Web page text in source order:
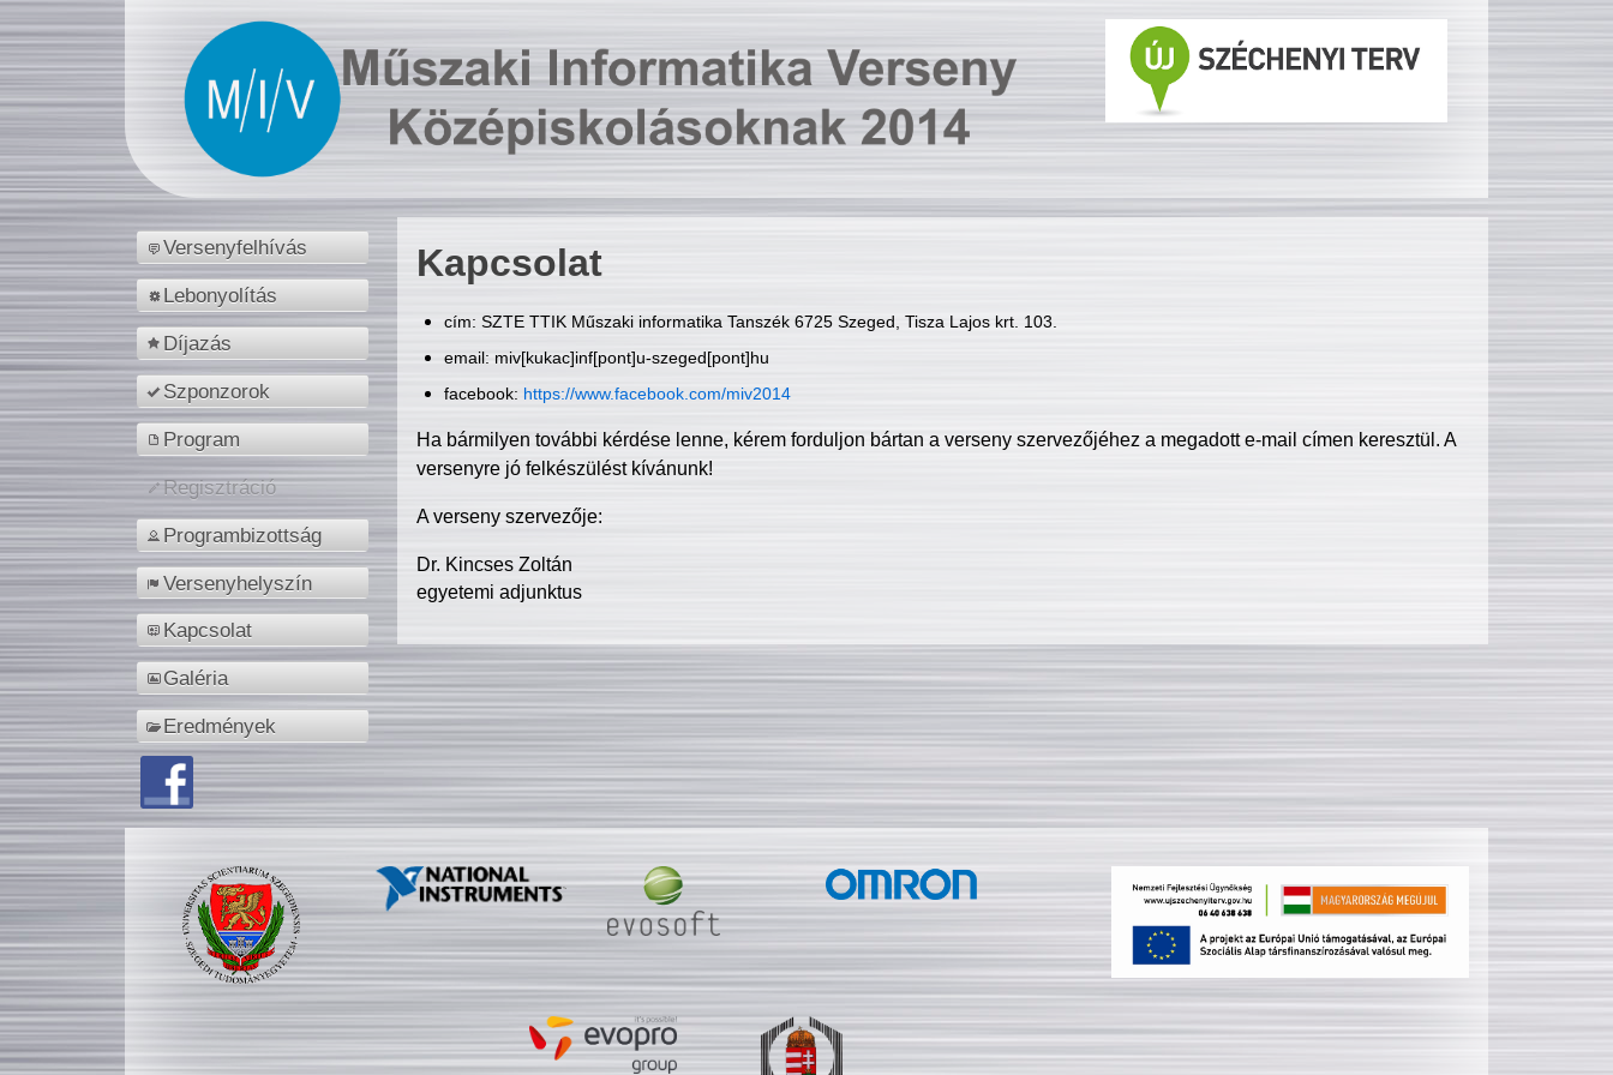
Versenyfelhívás
Lebonyolítás
Díjazás
Szponzorok
Program
Regisztráció
Programbizottság
Versenyhelyszín
Kapcsolat
Galéria
Eredmények
Kapcsolat
cím: SZTE TTIK Műszaki informatika Tanszék 6725 Szeged, Tisza Lajos krt. 103.
email: miv[kukac]inf[pont]u-szeged[pont]hu
facebook: https://www.facebook.com/miv2014
Ha bármilyen további kérdése lenne, kérem forduljon bártan a verseny szervezőjéhez a megadott e-mail címen keresztül. A
versenyre jó felkészülést kívánunk!
A verseny szervezője:
Dr. Kincses Zoltán
egyetemi adjunktus